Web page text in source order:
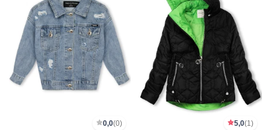
0,0(0) 5,0(1)